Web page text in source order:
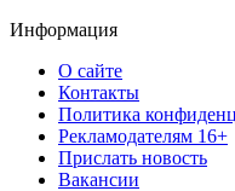
Информация
О сайте
Контакты
Политика
Рекламодателям 16+
Прислать новость
Вакансии